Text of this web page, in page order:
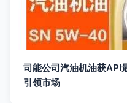
司能公司汽油机油获API
引领市场